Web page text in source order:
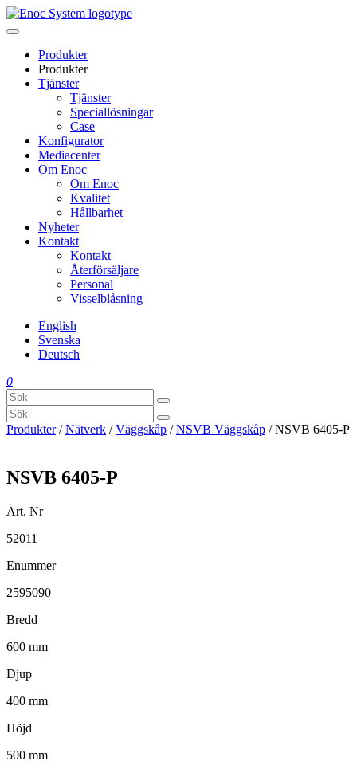
Skip
to
Produkter
Produkter
Tjänster
Tjänster
Speciallösningar
Case
Konfigurator
Mediacenter
Om Enoc
Om Enoc
Kvalitet
Hållbarhet
Nyheter
Kontakt
Kontakt
Återförsäljare
Personal
Visselblåsning
English
Svenska
Deutsch
0
Produkter/Nätverk /Väggskåp /NSVB Väggskåp / NSVB 6405-P
NSVB 6405-P
Art. Nr
52011
Enummer
2595090
Bredd
600 mm
Djup
400 mm
Höjd
500 mm